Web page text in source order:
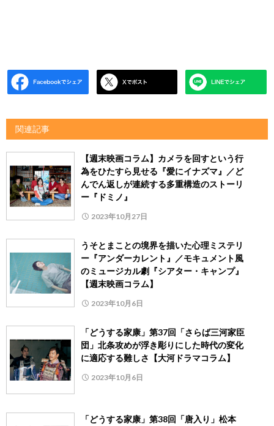
関連記事
【週末映画コラム】カメラを回すという行
為をひたすら見せる『愛にイナズマ』／ど
んでん返しが連続する多重構造のストーリ
ー『ドミノ』
2023年10月27日
うそとまことの境界を描いた心理ミステリ
ー『アンダーカレント』／モキュメント風
のミュージカル劇『シアター・キャンプ』
【週末映画コラム】
2023年10月6日
「どうする家康」第37回「さらば三河家臣
団」北条攻めが浮き彫りにした時代の変化
に適応する難しさ【大河ドラマコラム】
2023年10月6日
「どうする家康」第38回「唐入り」松本